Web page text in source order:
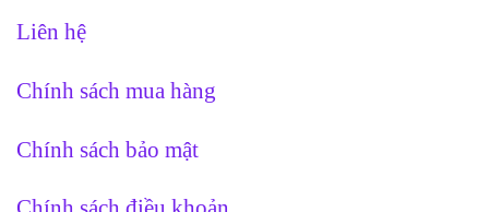
Liên hệ
Chính sách mua hàng
Chính sách bảo mật